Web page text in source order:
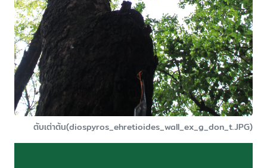
ตับเต่าต้น(diospyros_ehretioides_wall_ex_g_don_t.JPG)